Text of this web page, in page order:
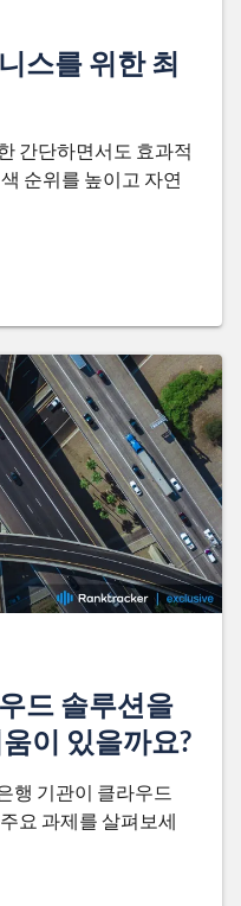
스를 위한 최
간단하면서도 효과적
순위를 높이고 자연
드 솔루션을
이 있을까요?
행 기관이 클라우드
요 과제를 살펴보세